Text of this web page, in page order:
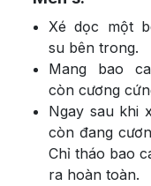
Xé dọc một
su bên trong.
Mang bao
còn cương
Ngay sau khi
còn đang
Chỉ tháo bao
ra hoàn toàn.